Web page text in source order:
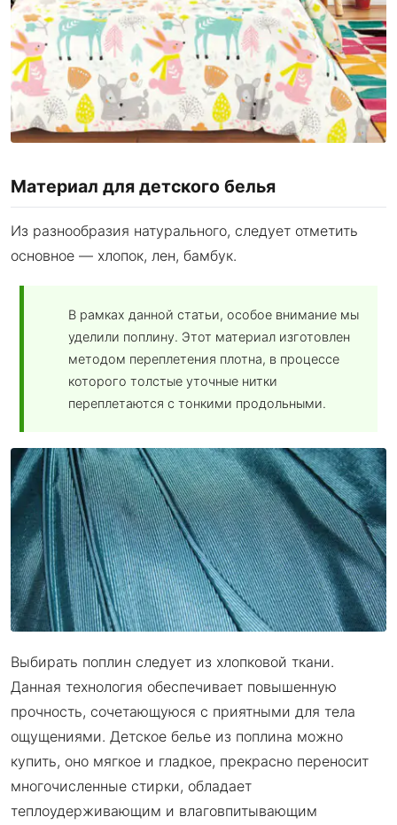
Материал для детского белья
Из разнообразия натурального, следует отметить
основное — хлопок, лен, бамбук.
В рамках данной статьи, особое внимание мы
уделили поплину. Этот материал изготовлен
методом переплетения плотна, в процессе
которого толстые уточные нитки
переплетаются с тонкими продольными.
Выбирать поплин следует из хлопковой ткани.
Данная технология обеспечивает повышенную
прочность, сочетающуюся с приятными для тела
ощущениями. Детское белье из поплина можно
купить, оно мягкое и гладкое, прекрасно переносит
многочисленные стирки, обладает
теплоудерживающим и влаговпитывающим